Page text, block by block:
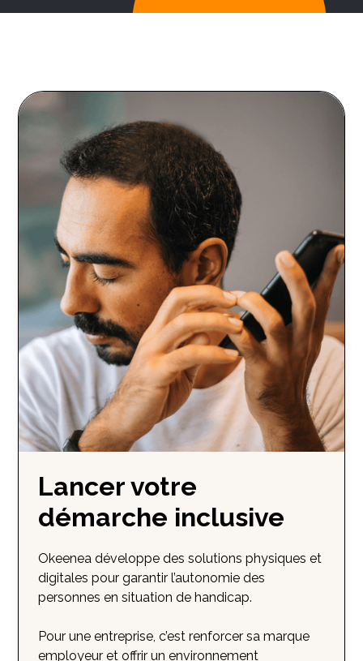
Lancer votre
démarche inclusive
Okeenea développe des solutions physiques et
digitales pour garantir l’autonomie des
personnes en situation de handicap.
Pour une entreprise, c’est renforcer sa marque
employeur et offrir un environnement